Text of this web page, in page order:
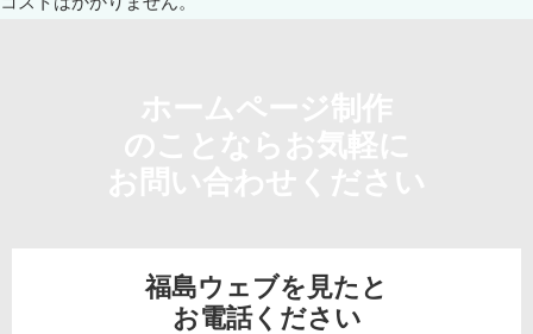
福島ウェブを見たと
お電話ください